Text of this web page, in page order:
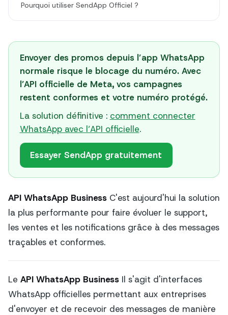
Pourquoi utiliser SendApp Officiel ?
Envoyer des promos depuis l’app WhatsApp
normale risque le blocage du numéro. Avec
l’API officielle de Meta, vos campagnes
restent conformes et votre numéro protégé.
La solution définitive : comment connecter
WhatsApp avec l’API officielle.
Essayer SendApp gratuitement
API WhatsApp Business C'est aujourd'hui la solution
la plus performante pour faire évoluer le support,
les ventes et les notifications grâce à des messages
traçables et conformes.
Le API WhatsApp Business Il s'agit d'interfaces
WhatsApp officielles permettant aux entreprises
d'envoyer et de recevoir des messages de manière